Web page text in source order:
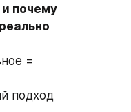
почему
подход